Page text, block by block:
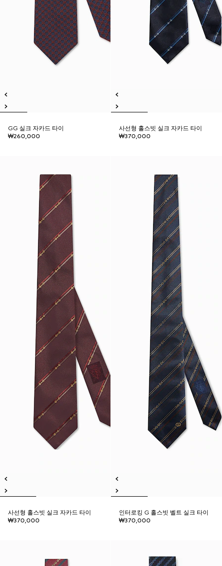
GG 실크 자카드 타이
₩260,000
사선형 홀스빗 실크 자카드 타이
₩370,000
사선형 홀스빗 실크 자카드 타이
₩370,000
인터로킹 G 홀스빗 벨트 실크 타이
₩370,000